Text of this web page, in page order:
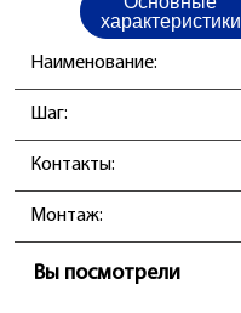
характеристики
Наименование:
Шаг:
Контакты:
Монтаж:
Вы посмотрели